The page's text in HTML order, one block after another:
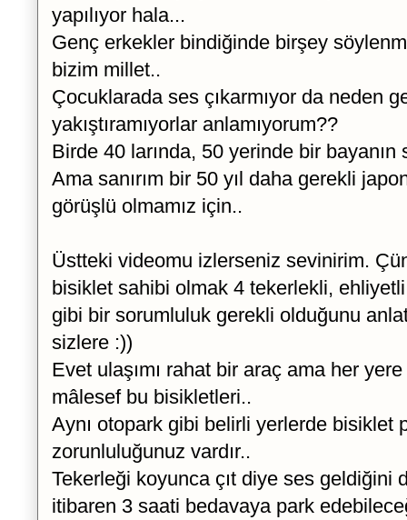
yapılıyor hala...
Genç erkekler bindiğinde birşey
bizim millet..
Çocuklarada ses çıkarmıyor da neden
yakıştıramıyorlar anlamıyorum??
Birde 40 larında, 50 yerinde bir
Ama sanırım bir 50 yıl daha gerekli
görüşlü olmamız için..
Üstteki videomu izlerseniz sevinirim.
bisiklet sahibi olmak 4 tekerlekli,
gibi bir sorumluluk gerekli olduğunu
sizlere :))
Evet ulaşımı rahat bir araç ama her
mâlesef bu bisikletleri..
Aynı otopark gibi belirli yerlerde bisiklet
zorunluluğunuz vardır..
Tekerleği koyunca çıt diye ses geldiğini
itibaren 3 saati bedavaya park